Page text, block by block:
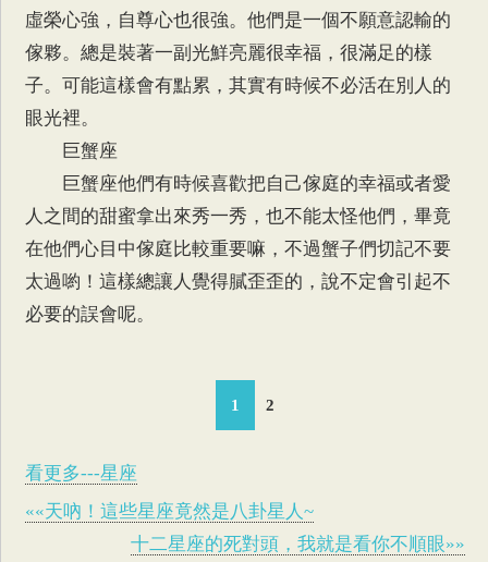
虛榮心強，自尊心也很強。他們是一個不願意認輸的
傢夥。總是裝著一副光鮮亮麗很幸福，很滿足的樣
子。可能這樣會有點累，其實有時候不必活在別人的
眼光裡。
巨蟹座
巨蟹座他們有時候喜歡把自己傢庭的幸福或者愛
人之間的甜蜜拿出來秀一秀，也不能太怪他們，畢竟
在他們心目中傢庭比較重要嘛，不過蟹子們切記不要
太過喲！這樣總讓人覺得膩歪歪的，說不定會引起不
必要的誤會呢。
1 2
看更多---星座
««天吶！這些星座竟然是八卦星人~
十二星座的死對頭，我就是看你不順眼»»